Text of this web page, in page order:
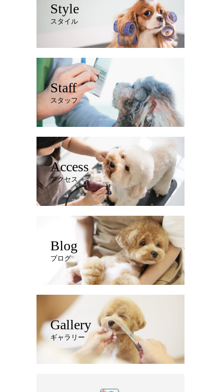
Style
スタイル
Staff
スタッフ
Access
アクセス
Blog
ブログ
Gallery
ギャラリー